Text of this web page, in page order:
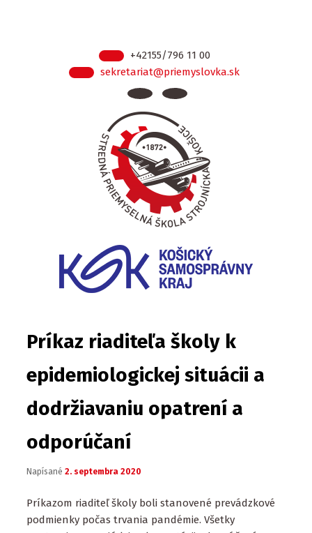
+42155/796 11 00
sekretariat@priemyslovka.sk
Príkaz riaditeľa školy k
epidemiologickej situácii a
dodržiavaniu opatrení a
odporúčaní
Napísané2. septembra 2020
Príkazom riaditeľ školy boli stanovené prevádzkové
podmienky počas trvania pandémie. Všetky